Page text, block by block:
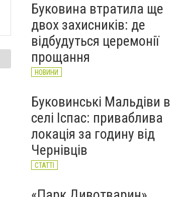
Буковина втратила ще
двох захисників: де
відбудуться церемонії
прощання
НОВИНИ
Буковинські Мальдіви в
селі Іспас: приваблива
локація за годину від
Чернівців
СТАТТІ